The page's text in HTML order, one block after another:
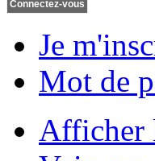
Je
Mot de
Afficher